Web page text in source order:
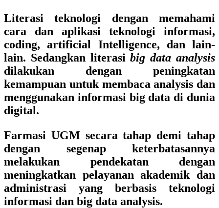
Literasi teknologi dengan memahami
cara dan aplikasi teknologi informasi,
coding, artificial Intelligence, dan lain-
lain. Sedangkan literasibig data analysis
dilakukan dengan peningkatan
kemampuan untuk membaca analysis dan
menggunakan informasi big data di dunia
digital.
Farmasi UGM secara tahap demi tahap
dengan segenap keterbatasannya
melakukan pendekatan dengan
meningkatkan pelayanan akademik dan
administrasi yang berbasis teknologi
informasi dan big data analysis.